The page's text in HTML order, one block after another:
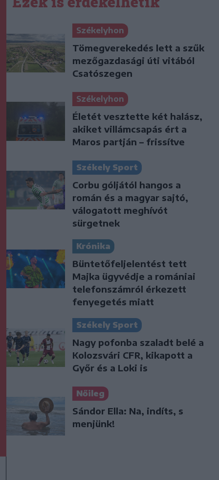
Székelyhon
Tömegverekedés lett a szűk
mezőgazdasági úti vitából
Csatószegen
Székelyhon
Életét vesztette két halász,
akiket villámcsapás ért a
Maros partján – frissítve
Székely Sport
Corbu góljától hangos a
román és a magyar sajtó,
válogatott meghívót
sürgetnek
Krónika
Büntetőfeljelentést tett
Majka ügyvédje a romániai
telefonszámról érkezett
fenyegetés miatt
Székely Sport
Nagy pofonba szaladt belé a
Kolozsvári CFR, kikapott a
Győr és a Loki is
Nőileg
Sándor Ella: Na, indíts, s
menjünk!